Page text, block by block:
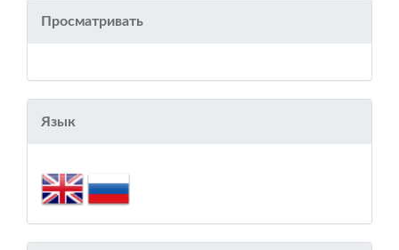
Просматривать
Язык